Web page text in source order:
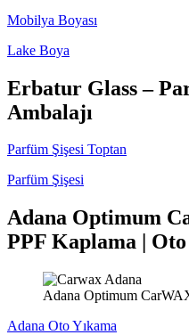
Mobilya Boyası
Lake Boya
Erbatur Glass –
Ambalajı
Parfüm Şişesi Toptan
Parfüm Şişesi
Adana Optimum
PPF Kaplama | Oto
Adana Optimum
Adana Oto Yıkama